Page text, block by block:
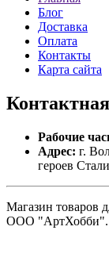
Блог
Доставка
Оплата
Контакты
Карта сайта
Контактная
Рабочие
Адрес: г.
героев
Магазин товаров
ООО "АртХобби".